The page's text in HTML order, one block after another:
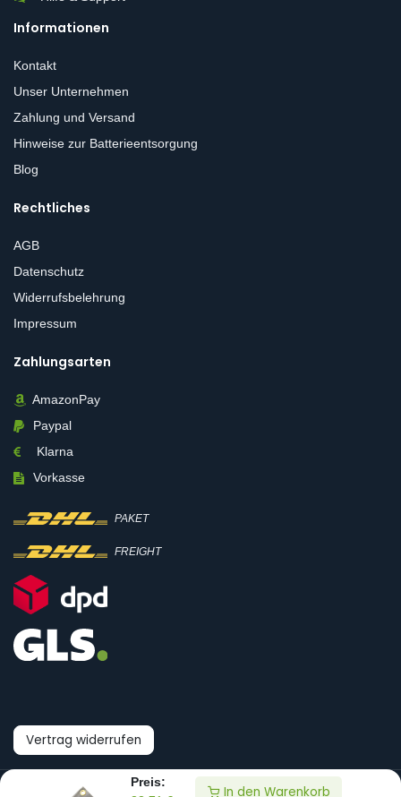
Preis:
In den Warenkorb
Informationen
Kontakt
Unser Unternehmen
Zahlung und Versand
Hinweise zur Batterieentsorgung
Blog
Rechtliches
AGB
Datenschutz
Widerrufsbelehrung
Impressum
Zahlungsarten
AmazonPay
Paypal
Klarna
Vorkasse
PAKET
FREIGHT
Vertrag widerrufen